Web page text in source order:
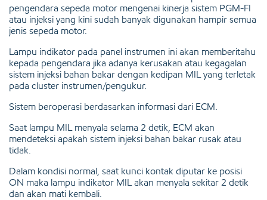
pengendara sepeda motor mengenai kinerja sistem PGM-FI
atau injeksi yang kini sudah banyak digunakan hampir semua
jenis sepeda motor.
Lampu indikator pada panel instrumen ini akan memberitahu
kepada pengendara jika adanya kerusakan atau kegagalan
sistem injeksi bahan bakar dengan kedipan MIL yang terletak
pada cluster instrumen/pengukur.
Sistem beroperasi berdasarkan informasi dari ECM.
Saat lampu MIL menyala selama 2 detik, ECM akan
mendeteksi apakah sistem injeksi bahan bakar rusak atau
tidak.
Dalam kondisi normal, saat kunci kontak diputar ke posisi
ON maka lampu indikator MIL akan menyala sekitar 2 detik
dan akan mati kembali.